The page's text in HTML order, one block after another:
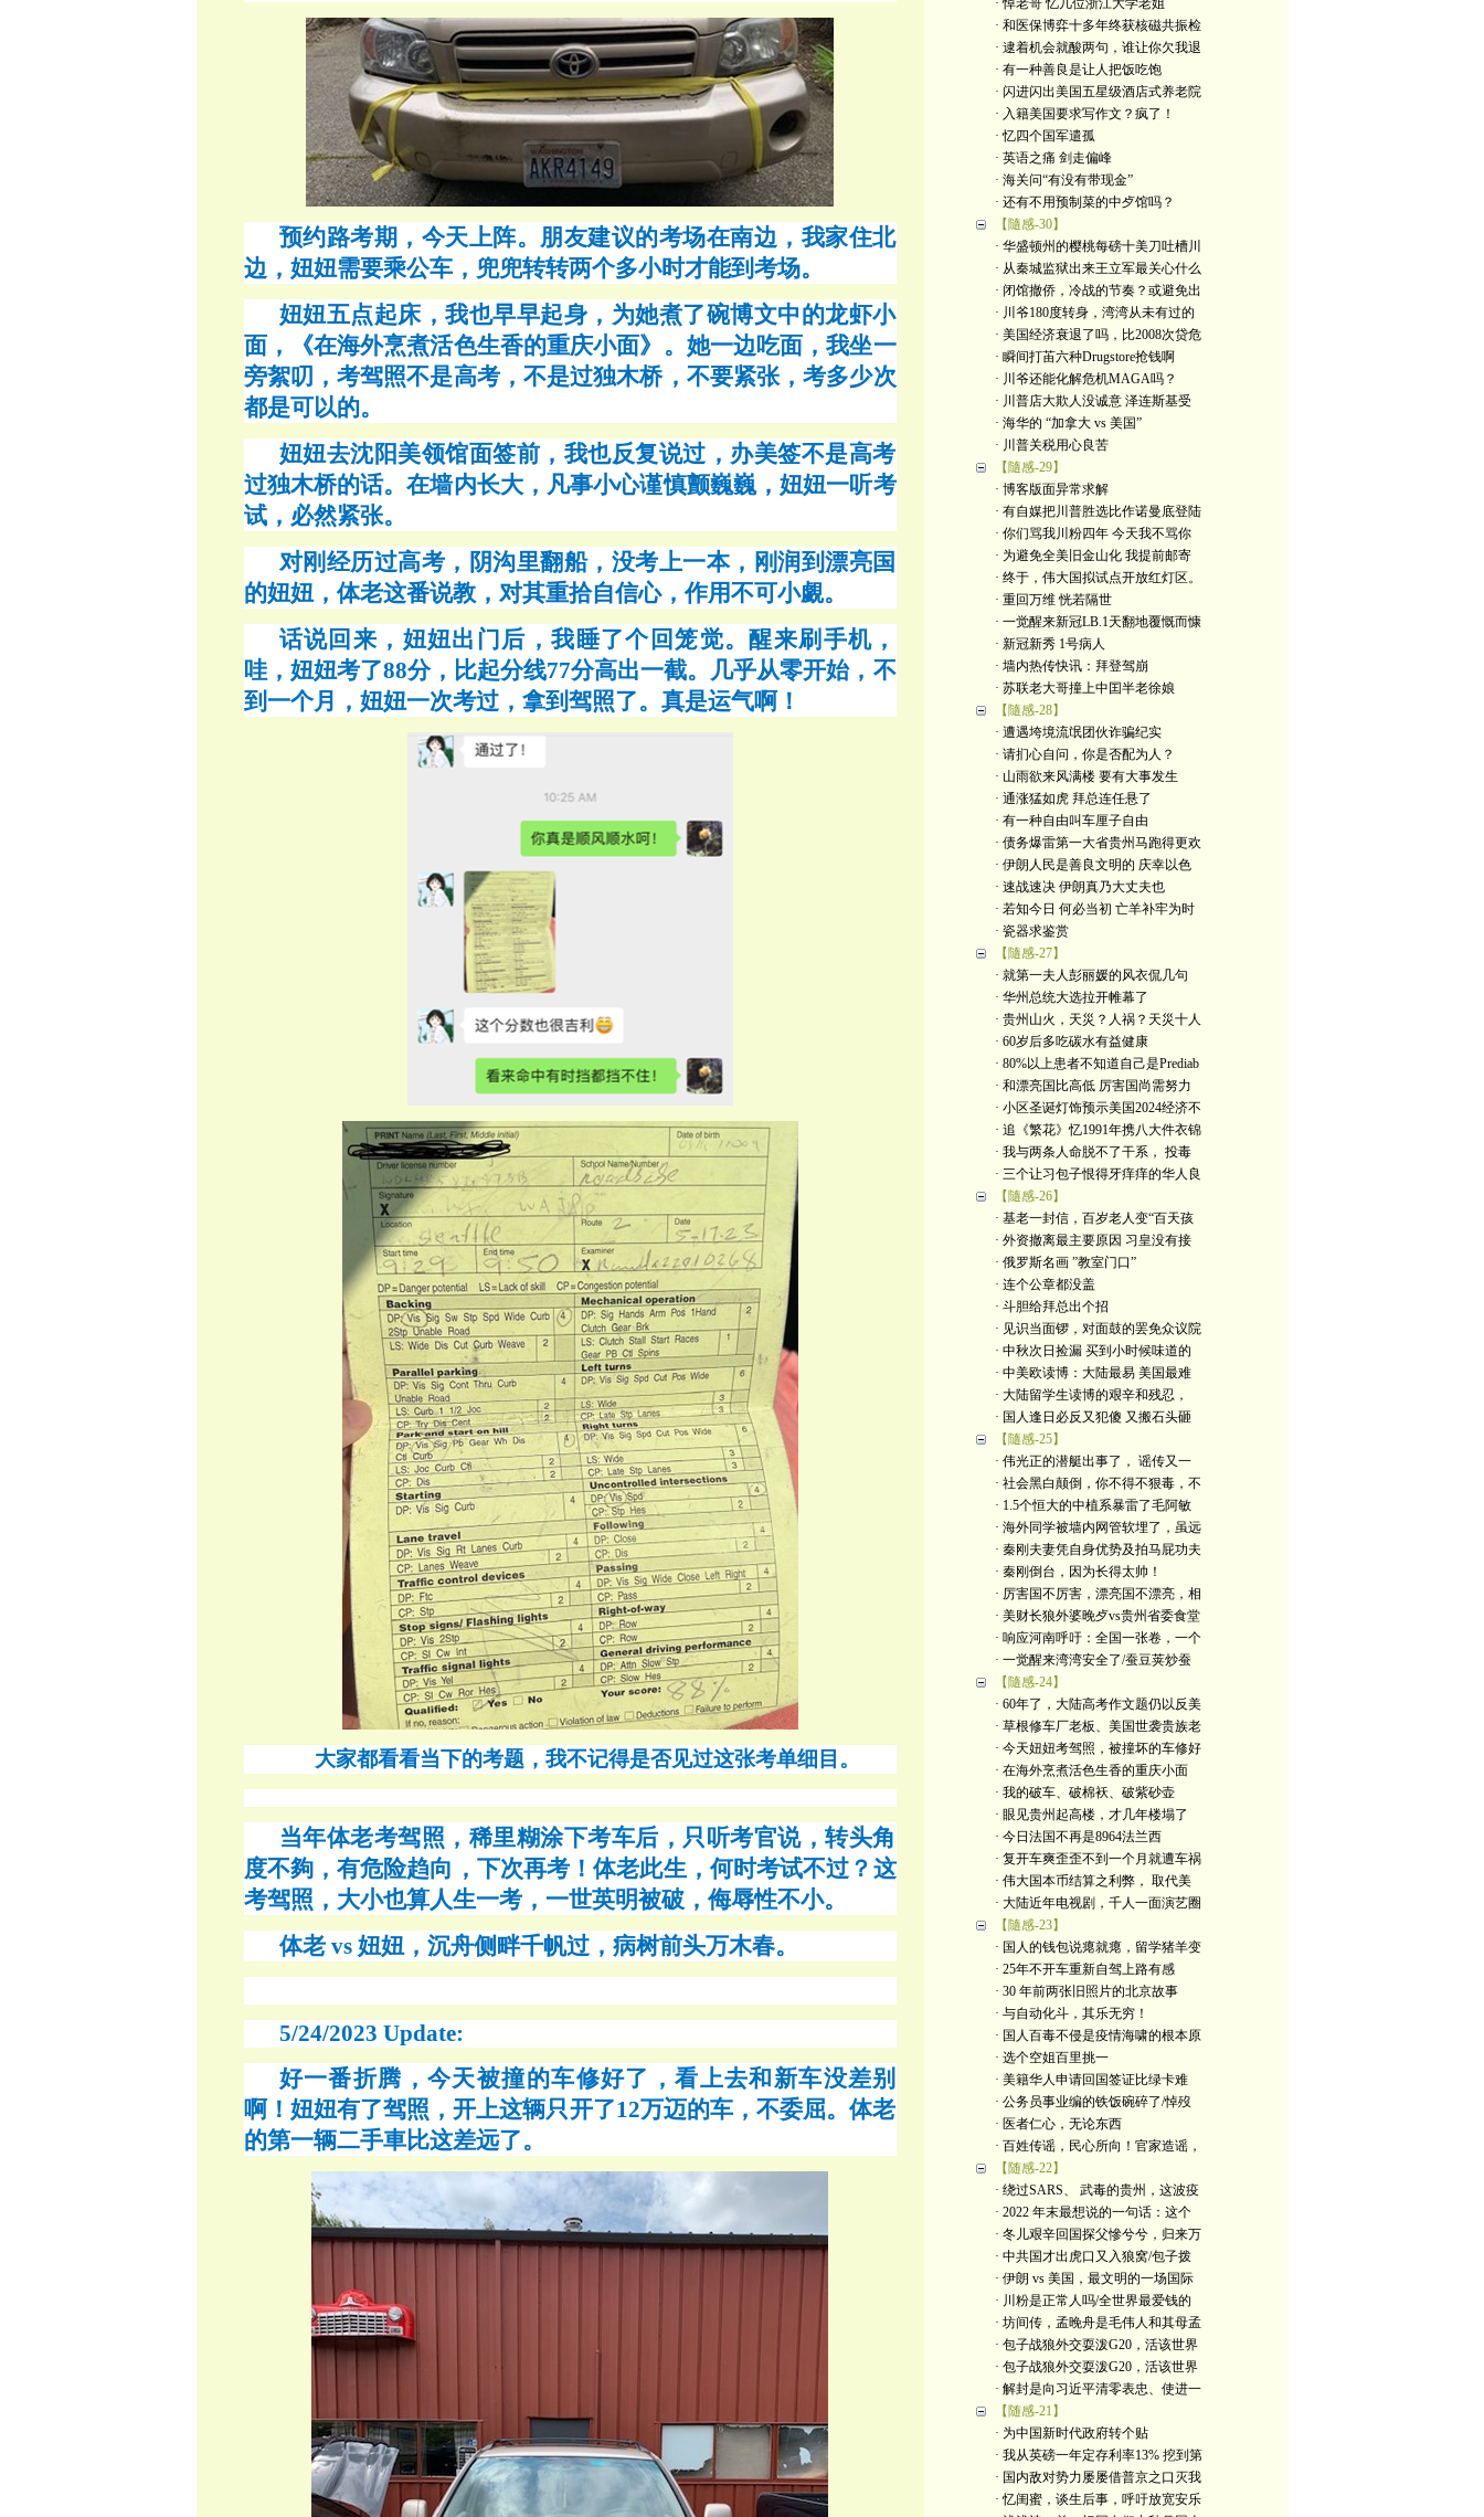
预约路考期，今天上阵。朋友建议的考场在南边，我家住北
边，妞妞需要乘公车，兜兜转转两个多小时才能到考场。
妞妞五点起床，我也早早起身，为她煮了碗博文中的龙虾小
面，《在海外烹煮活色生香的重庆小面》。她一边吃面，我坐一
旁絮叨，考驾照不是高考，不是过独木桥，不要紧张，考多少次
都是可以的。
妞妞去沈阳美领馆面签前，我也反复说过，办美签不是高考
过独木桥的话。在墙内长大，凡事小心谨慎颤巍巍，妞妞一听考
试，必然紧张。
对刚经历过高考，阴沟里翻船，没考上一本，刚润到漂亮国
的妞妞，体老这番说教，对其重拾自信心，作用不可小覷。
话说回来，妞妞出门后，我睡了个回笼觉。醒来刷手机，
哇，妞妞考了88分，比起分线77分高出一截。几乎从零开始，不
到一个月，妞妞一次考过，拿到驾照了。真是运气啊！
大家都看看当下的考题，我不记得是否见过这张考单细目。
当年体老考驾照，稀里糊涂下考车后，只听考官说，转头角
度不夠，有危险趋向，下次再考！体老此生，何时考试不过？这
考驾照，大小也算人生一考，一世英明被破，侮辱性不小。
体老 vs 妞妞，沉舟侧畔千帆过，病树前头万木春。
5/24/2023 Update:
好一番折腾，今天被撞的车修好了，看上去和新车没差别
啊！妞妞有了驾照，开上这辆只开了12万迈的车，不委屈。体老
的第一辆二手車比这差远了。
· 悼老哥 忆几位浙江大学老姐
· 和医保博弈十多年终获核磁共振检
· 逮着机会就酸两句，谁让你欠我退
· 有一种善良是让人把饭吃饱
· 闪进闪出美国五星级酒店式养老院
· 入籍美国要求写作文？疯了！
· 忆四个国军遣孤
· 英语之痛 剑走偏峰
· 海关问“有没有带现金”
· 还有不用预制菜的中歺馆吗？
【隨感-30】
· 华盛顿州的樱桃每磅十美刀吐槽川
· 从秦城监狱出来王立军最关心什么
· 闭馆撤侨，冷战的节奏？或避免出
· 川爷180度转身，湾湾从未有过的
· 美国经济衰退了吗，比2008次贷危
· 瞬间打苖六种Drugstore抢钱啊
· 川爷还能化解危机MAGA吗？
· 川普店大欺人没诚意 泽连斯基受
· 海华的 “加拿大 vs 美国”
· 川普关税用心良苦
【隨感-29】
· 博客版面异常求解
· 有自媒把川普胜选比作诺曼底登陆
· 你们骂我川粉四年 今天我不骂你
· 为避免全美旧金山化 我提前邮寄
· 终于，伟大国拟试点开放红灯区。
· 重回万维 恍若隔世
· 一觉醒来新冠LB.1天翻地覆慨而慷
· 新冠新秀 1号病人
· 墙内热传快讯：拜登驾崩
· 苏联老大哥撞上中囯半老徐娘
【隨感-28】
· 遭遇垮境流氓团伙诈骗纪实
· 请扪心自问，你是否配为人？
· 山雨欲来风满楼 要有大事发生
· 通涨猛如虎 拜总连任悬了
· 有一种自由叫车厘子自由
· 债务爆雷第一大省贵州马跑得更欢
· 伊朗人民是善良文明的 庆幸以色
· 速战速决 伊朗真乃大丈夫也
· 若知今日 何必当初 亡羊补牢为时
· 瓷器求鉴赏
【隨感-27】
· 就第一夫人彭丽媛的风衣侃几句
· 华州总统大选拉开帷幕了
· 贵州山火，天災？人祸？天災十人
· 60岁后多吃碳水有益健康
· 80%以上患者不知道自己是Prediab
· 和漂亮国比高低 厉害国尚需努力
· 小区圣诞灯饰预示美国2024经济不
· 追《繁花》忆1991年携八大件衣锦
· 我与两条人命脱不了干系， 投毒
· 三个让习包子恨得牙痒痒的华人良
【隨感-26】
· 基老一封信，百岁老人变“百天孩
· 外资撤离最主要原因 习皇没有接
· 俄罗斯名画 ”教室门口”
· 连个公章都没盖
· 斗胆给拜总出个招
· 见识当面锣，对面鼓的罢免众议院
· 中秋次日捡漏 买到小时候味道的
· 中美欧读博：大陆最易 美国最难
· 大陆留学生读博的艰辛和残忍，
· 国人逢日必反又犯傻 又搬石头砸
【隨感-25】
· 伟光正的潜艇出事了， 谣传又一
· 社会黑白颠倒，你不得不狠毒，不
· 1.5个恒大的中植系暴雷了毛阿敏
· 海外同学被墙内网管软埋了，虽远
· 秦刚夫妻凭自身优势及拍马屁功夫
· 秦刚倒台，因为长得太帅！
· 厉害国不厉害，漂亮国不漂亮，相
· 美财长狼外婆晚歺vs贵州省委食堂
· 响应河南呼吁：全国一张卷，一个
· 一觉醒来湾湾安全了/蚕豆荚炒蚕
【隨感-24】
· 60年了，大陆高考作文题仍以反美
· 草根修车厂老板、美国世袭贵族老
· 今天妞妞考驾照，被撞坏的车修好
· 在海外烹煮活色生香的重庆小面
· 我的破车、破棉袄、破紫砂壶
· 眼见贵州起高楼，才几年楼塌了
· 今日法国不再是8964法兰西
· 复开车爽歪歪不到一个月就遭车祸
· 伟大国本币结算之利弊， 取代美
· 大陆近年电视剧，千人一面演艺圈
【隨感-23】
· 国人的钱包说瘪就瘪，留学猪羊变
· 25年不开车重新自驾上路有感
· 30 年前两张旧照片的北京故事
· 与自动化斗，其乐无穷！
· 国人百毒不侵是疫情海啸的根本原
· 选个空姐百里挑一
· 美籍华人申请回国签证比绿卡难
· 公务员事业编的铁饭碗碎了/悼歿
· 医者仁心，无论东西
· 百姓传谣，民心所向！官家造谣，
【随感-22】
· 绕过SARS、 武毒的贵州，这波疫
· 2022 年末最想说的一句话：这个
· 冬儿艰辛回国探父慘兮兮，归来万
· 中共国才出虎口又入狼窝/包子拨
· 伊朗 vs 美国，最文明的一场国际
· 川粉是正常人吗/全世界最爱钱的
· 坊间传，孟晚舟是毛伟人和其母孟
· 包子战狼外交耍泼G20，活该世界
· 包子战狼外交耍泼G20，活该世界
· 解封是向习近平清零表忠、使进一
【随感-21】
· 为中国新时代政府转个贴
· 我从英磅一年定存利率13% 挖到第
· 国内敌对势力屡屡借普京之口灭我
· 忆闺蜜，谈生后事，呼吁放宽安乐